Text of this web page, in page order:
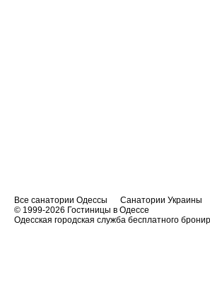
Все санатории Одессы Санатории Украины
© 1999-2026 Гостиницы в Одессе
Одесская городская служба бесплатного